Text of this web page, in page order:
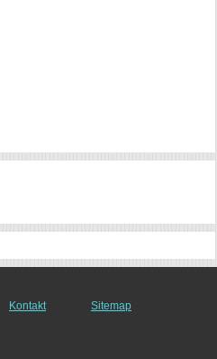
Kontakt
Sitemap